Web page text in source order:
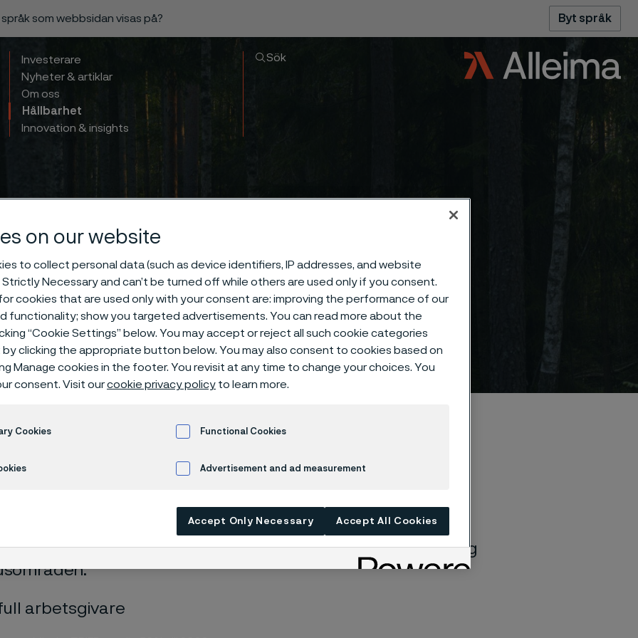
som webbsidan visas på? Byt språk
Investerare
Nyheter & artiklar
Om oss
Hållbarhet
Innovation & insights
Sök
prioriteringar
hållbarhetsmål återspeglar vårt åtagande att ligga i
när det gäller hållbarhet och att främja industrier genom
och verksamheter. Våra mål är uppbyggda kring
arbetsgivare
on our website
to collect personal data (such as device identifiers, IP addresses, and website
Necessary and can’t be turned off while others are used only if you consent.
cookies that are used only with your consent are: improving the performance of our
functionality; show you targeted advertisements. You can read more about the
“Cookie Settings” below. You may accept or reject all such cookie categories
clicking the appropriate button below. You may also consent to cookies based on
Manage cookies in the footer. You revisit at any time to change your choices. You
consent. Visit ourcookie privacy policy to learn more.
Cookies Functional Cookies
Advertisement and ad measurement
Accept Only Necessary Accept All Cookies